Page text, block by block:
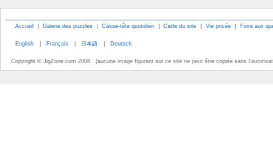
Accueil | Galerie des puzzles | Casse-tête quotidien | Carte du site | Vie privée | Foire aux
English | Français | 日本語 | Deutsch
Copyright © JigZone.com 2006 (aucune image figurant sur ce site ne peut être copiée sans